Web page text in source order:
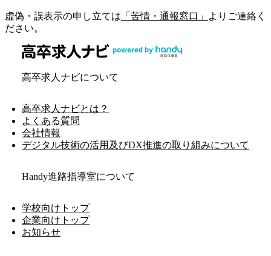
虚偽・誤表示の申し立ては 「苦情・通報窓口」
よりご連絡く
ださい。
高卒求人ナビについて
高卒求人ナビとは？
よくある質問
会社情報
デジタル技術の活用及びDX推進の取り組みについて
Handy進路指導室について
学校向けトップ
企業向けトップ
お知らせ